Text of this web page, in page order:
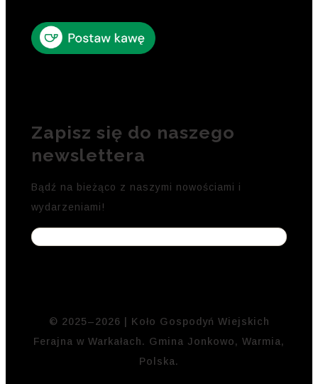
Zapisz się do naszego
newslettera
Bądź na bieżąco z naszymi nowościami i
wydarzeniami!
© 2025–2026 | Koło Gospodyń Wiejskich
Ferajna w Warkałach. Gmina Jonkowo, Warmia,
Polska.